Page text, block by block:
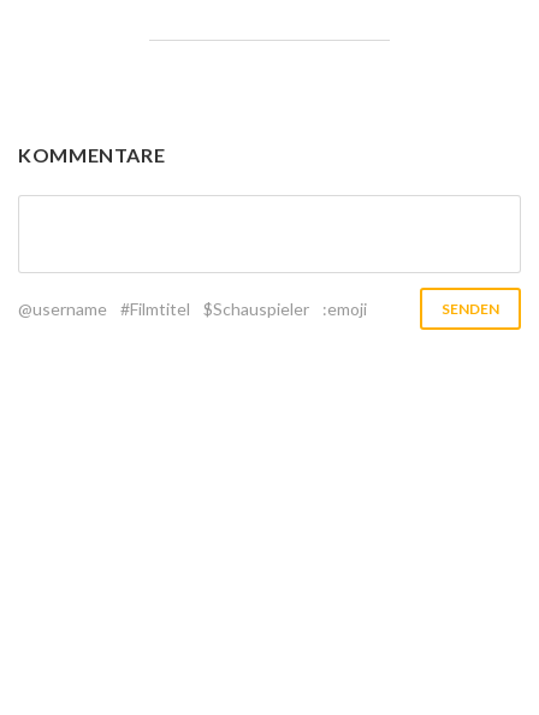
KOMMENTARE
@username #Filmtitel $Schauspieler :emoji